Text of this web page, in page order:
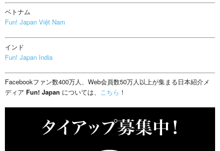
ベトナム
Fun! Japan Việt Nam
インド
Fun! Japan India
Facebookファン数400万人、Web会員数50万人以上が集まる日本紹介メ
ディア Fun! Japan については、 こちら ！